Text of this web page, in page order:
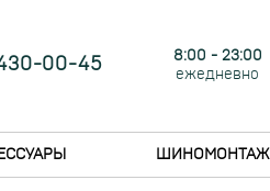
00-45
8:00 - 23:00
ежедневно
ШИНОМОНТАЖ